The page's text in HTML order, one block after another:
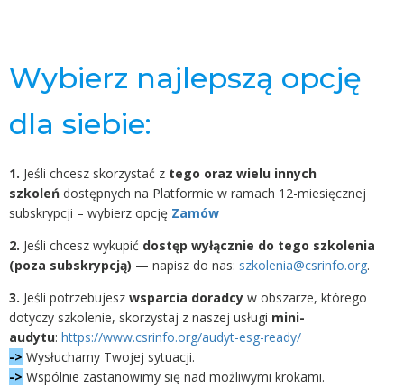
Wybierz najlepszą opcję
dla siebie:
1. Jeśli chcesz skorzystać z tego oraz wielu innych
szkoleń dostępnych na Platformie w ramach 12-miesięcznej
subskrypcji – wybierz opcję Zamów
2. Jeśli chcesz wykupić dostęp wyłącznie do tego szkolenia
(poza subskrypcją) — napisz do nas: szkolenia@csrinfo.org.
3. Jeśli potrzebujesz wsparcia doradcy w obszarze, którego
dotyczy szkolenie, skorzystaj z naszej usługi mini-
audytu: https://www.csrinfo.org/audyt-esg-ready/
-> Wysłuchamy Twojej sytuacji.
-> Wspólnie zastanowimy się nad możliwymi krokami.